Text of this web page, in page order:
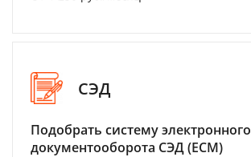
СЭД
Подобрать систему электронного
документооборота СЭД (ECM)